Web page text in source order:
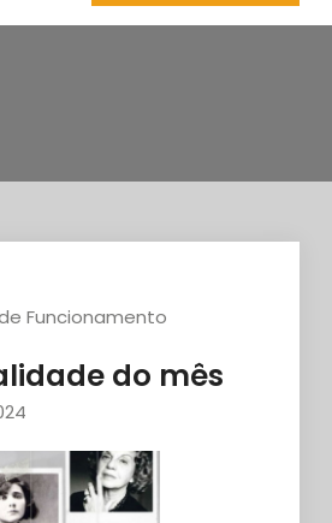
do mês